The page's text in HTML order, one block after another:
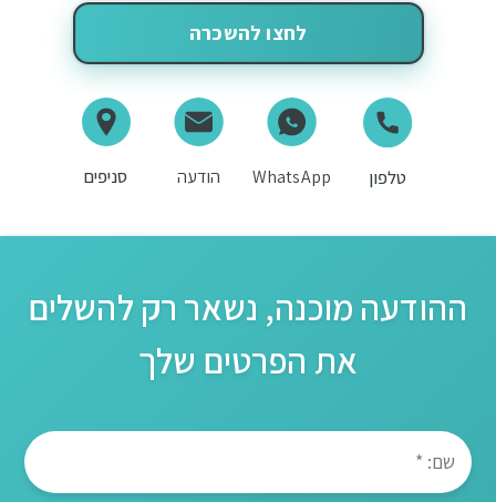
לחצו להשכרה
טלפון WhatsApp הודעה סניפים
ההודעה מוכנה, נשאר רק להשלים
את הפרטים שלך